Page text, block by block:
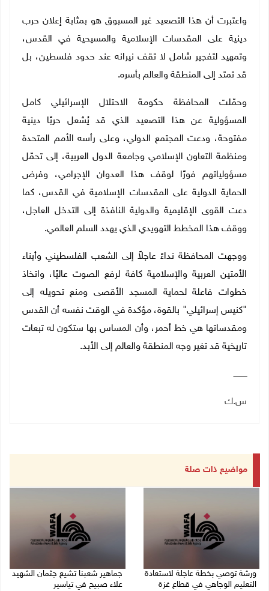
واعتبرت أن هذا التصعيد غير المسبوق هو بمثابة إعلان حرب
دينية على المقدسات الإسلامية والمسيحية في القدس،
وتمهيد لتفجير شامل لا تقف نيرانه عند حدود فلسطين، بل
قد تمتد إلى المنطقة والعالم بأسره.
وحمّلت المحافظة حكومة الاحتلال الإسرائيلي كامل
المسؤولية عن هذا التصعيد الذي قد يُشعل حربًا دينية
مفتوحة، ودعت المجتمع الدولي، وعلى رأسه الأمم المتحدة
ومنظمة التعاون الإسلامي وجامعة الدول العربية، إلى تحمّل
مسؤولياتهم فورًا لوقف هذا العدوان الإجرامي، وفرض
الحماية الدولية على المقدسات الإسلامية في القدس، كما
دعت القوى الإقليمية والدولية النافذة إلى التدخل العاجل،
ووقف هذا المخطط التهويدي الذي يهدد السلم العالمي.
ووجهت المحافظة نداءً عاجلاً إلى الشعب الفلسطيني وأبناء
الأمتين العربية والإسلامية كافة لرفع الصوت عاليًا، واتخاذ
خطوات فاعلة لحماية المسجد الأقصى ومنع تحويله إلى
"كنيس إسرائيلي" بالقوة، مؤكدة في الوقت نفسه أن القدس
ومقدساتها هي خط أحمر، وأن المساس بها ستكون له تبعات
تاريخية قد تغير وجه المنطقة والعالم إلى الأبد.
ـــــــــــ
س.ك
مواضيع ذات صلة
ورشة توصي بخطة عاجلة لاستعادة
التعليم الوجاهي في قطاع غزة
جماهير شعبنا تشيع جثمان الشهيد
علاء صبيح في تياسير